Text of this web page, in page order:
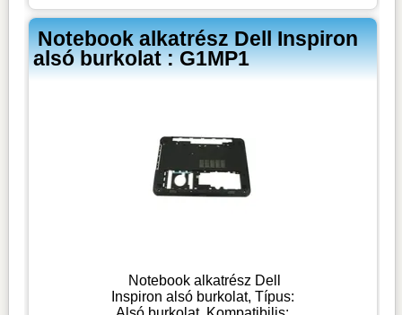
Notebook alkatrész Dell Inspiron
alsó burkolat : G1MP1
Notebook alkatrész Dell
Inspiron alsó burkolat, Típus: